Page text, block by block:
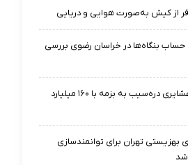
بنگاه‌ها در خراسان رضوی بررسی
بهسازی محور عشایری دره‌سیب به بزمه با ۱۶۰ میلیارد
تهران برای توانمندسازی
شد